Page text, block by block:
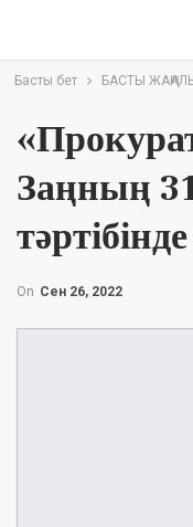
Басты бет БАСТЫ
Заңның
On Сен 26, 2022